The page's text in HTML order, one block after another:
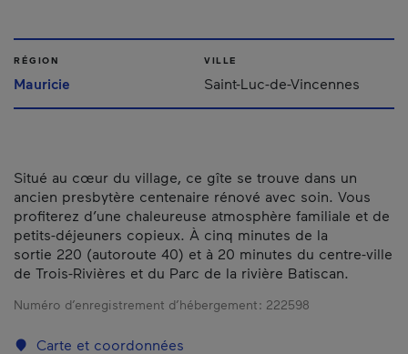
RÉGION
Mauricie
VILLE
Saint-Luc-de-Vincennes
Situé au cœur du village, ce gîte se trouve dans un
ancien presbytère centenaire rénové avec soin. Vous
profiterez d’une chaleureuse atmosphère familiale et de
petits-déjeuners copieux. À cinq minutes de la
sortie 220 (autoroute 40) et à 20 minutes du centre-ville
de Trois-Rivières et du Parc de la rivière Batiscan.
Numéro d’enregistrement d’hébergement : 222598
Carte et coordonnées